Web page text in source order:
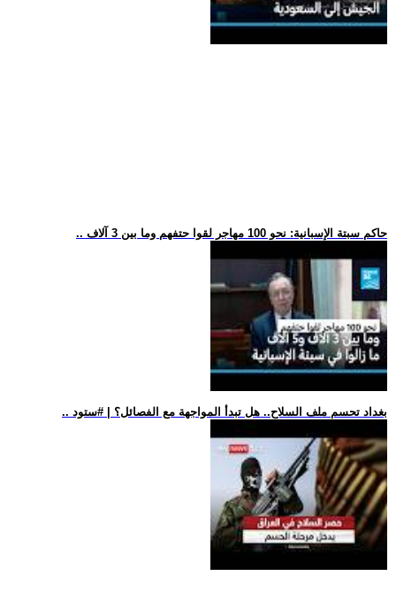
.. حاكم سبتة الإسبانية: نحو 100 مهاجر لقوا حتفهم وما بين 3 آلاف
.. بغداد تحسم ملف السلاح.. هل تبدأ المواجهة مع الفصائل؟ | #ستود